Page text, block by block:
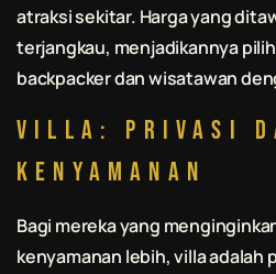
atraksi sekitar. Harga yang
terjangkau, menjadikannya
backpacker dan wisatawan
Villa: Privasi
Kenyamanan
Bagi mereka yang
kenyamanan lebih, villa adalah